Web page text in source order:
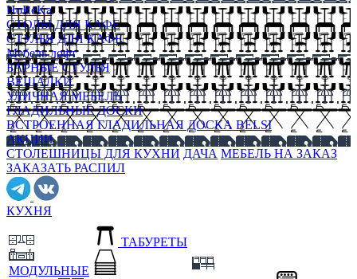
HoReKa
СТОЛЫ ДЛЯ КАФЕ
СТУЛЬЯ ДЛЯ КАФЕ
Мебель лофт
БАРНЫЕ СТУЛЬЯ
ВЕШАЛКИ
УЛИЧНАЯ МЕБЕЛЬ
ГЛАДИЛЬНЫЕ ДОСКИ
ВСТРОЕННАЯ ГЛАДИЛЬНАЯ ДОСКА BELSI
АКЦИИ
СТОЛЕШНИЦЫ ДЛЯ КУХНИ ДАЧА МЕБЕЛЬ НА ЗАКАЗ
ЗАКАЗАТЬ РАСПИЛ
КУХНЯ
МОДУЛЬНЫЕ
ТАБУРЕТЫ